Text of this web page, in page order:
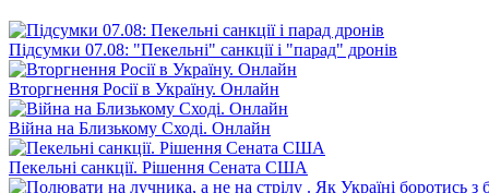
Підсумки 07.08: "Пекельні" санкції і "парад" дронів
Вторгнення Росії в Україну. Онлайн
Війна на Близькому Сході. Онлайн
Пекельні санкції. Рішення Сената США